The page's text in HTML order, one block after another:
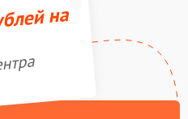
на